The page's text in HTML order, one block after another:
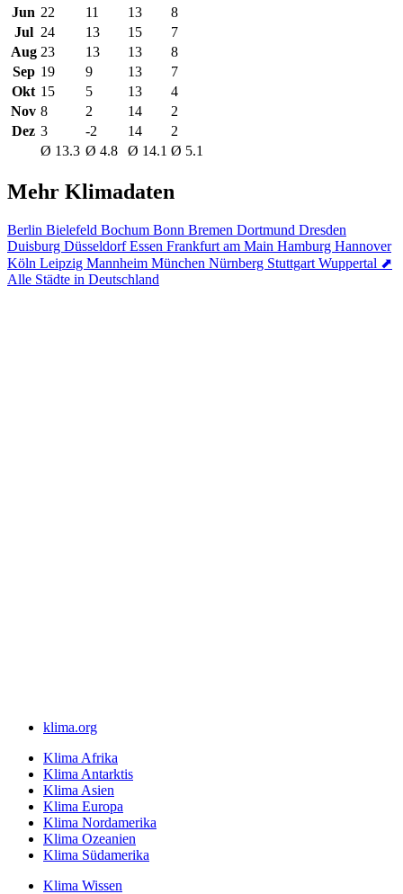
Jun 22 11 13
8
Jul 24 13 15
7
Aug 23 13 13
8
Sep 19 9 13
7
Okt 15 5 13
4
Nov 8 2 14
2
Dez 3 -2 14
2
Ø 13.3 Ø 4.8 Ø 14.1 Ø 5.1
Mehr Klimadaten
Berlin Bielefeld Bochum Bonn Bremen Dortmund Dresden
Duisburg DüsseldorfEssen Frankfurt am Main Hamburg Hannover
Köln Leipzig Mannheim München Nürnberg Stuttgart Wuppertal ⬈
Alle Städte in Deutschland
klima.org
Klima Afrika
Klima Antarktis
Klima Asien
Klima Europa
Klima Nordamerika
Klima Ozeanien
Klima Südamerika
Klima Wissen